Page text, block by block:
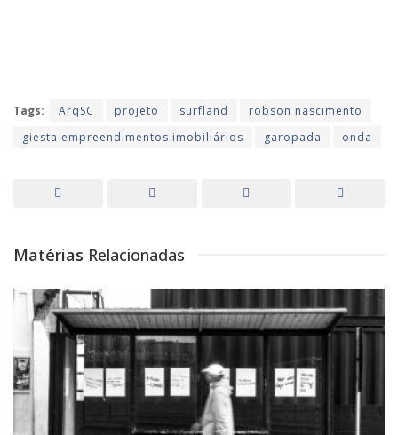
Tags: ArqSC projeto surfland
robson nascimento
giesta empreendimentos imobiliários
garopada onda
Matérias Relacionadas